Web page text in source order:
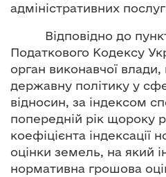
у
адміністративних
Відповідно до пункту
Податкового Кодексу
орган виконавчої
державну політику у
відносин, за індексом
попередній рік щороку
коефіцієнта індексації
оцінки земель, на який
нормативна грошова